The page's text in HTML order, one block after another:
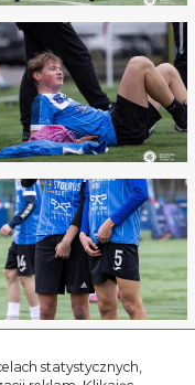
statystycznych,